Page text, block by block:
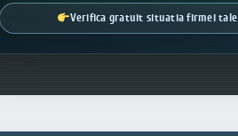
Verifica gratuit situatia firmei tale